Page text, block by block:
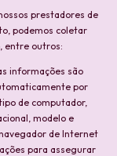
prestadores de
podemos coletar
entre outros:
informações são
por
de computador,
modelo e
de Internet
para assegurar